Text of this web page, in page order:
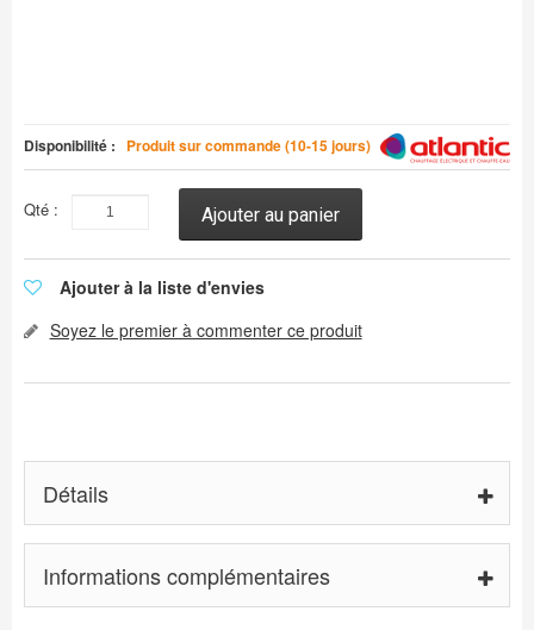
Disponibilité : Produit sur commande (10-15 jours)
Qté : Ajouter au panier
Ajouter à la liste d'envies
Soyez le premier à commenter ce produit
Détails
Informations complémentaires